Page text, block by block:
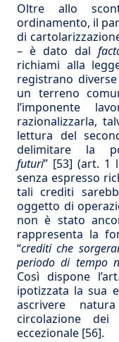
Oltre allo
ordinamento, il
di
– è dato dal
richiami alla
registrano
un terreno
l’imponente
razionalizzarla,
lettura del
delimitare la
futuri” [53] (art. 1
senza espresso
tali crediti
oggetto di
non è stato
rappresenta la
“crediti che
periodo di tempo
Così dispone
ipotizzata la sua
ascrivere
circolazione
eccezionale [56].